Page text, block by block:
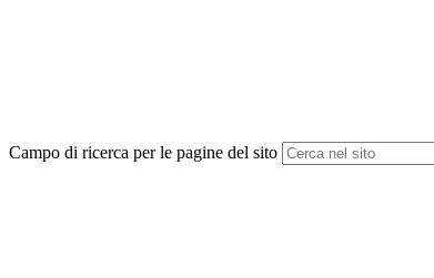
Campo di ricerca per le pagine del sito